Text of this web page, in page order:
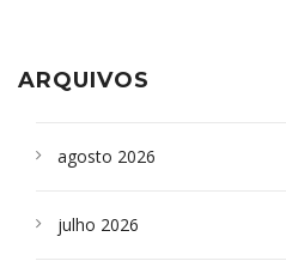
ARQUIVOS
agosto 2026
julho 2026